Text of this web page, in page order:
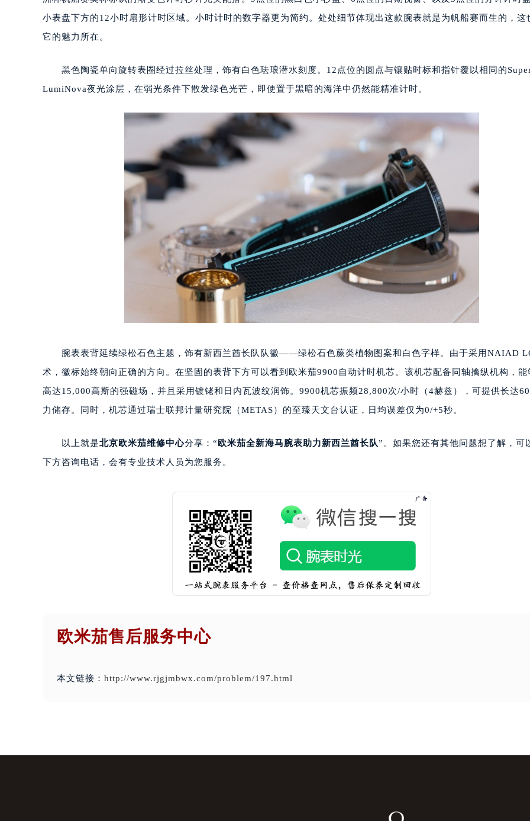
小表盘下方的12小时扇形计时区域。小时计时的数字器更为简约。处处细节体现出这款腕表就是为帆船赛而生的，这
它的魅力所在。
黑色陶瓷单向旋转表圈经过拉丝处理，饰有白色珐琅潜水刻度。12点位的圆点与镶贴时标和指针覆以相同的
LumiNova夜光涂层，在弱光条件下散发绿色光芒，即使置于黑暗的海洋中仍然能精准计时。
腕表表背延续绿松石色主题，饰有新西兰酋长队队徽——绿松石色蕨类植物图案和白色字样。由于采用NAIAD
术，徽标始终朝向正确的方向。在坚固的表背下方可以看到欧米茄9900自动计时机芯。该机芯配备同轴擒纵机构，能
高达15,000高斯的强磁场，并且采用镀铑和日内瓦波纹润饰。9900机芯振频28,800次/小时（4赫兹），可提供长达
力储存。同时，机芯通过瑞士联邦计量研究院（METAS）的至臻天文台认证，日均误差仅为0/+5秒。
以上就是北京欧米茄维修中心分享：“ 欧米茄全新海马腕表助力新西兰酋长队”。如果您还有其他问题想了解，可
下方咨询电话，会有专业技术人员为您服务。
欧米茄售后服务中心
本文链接： http://www.rjgjmbwx.com/problem/197.html